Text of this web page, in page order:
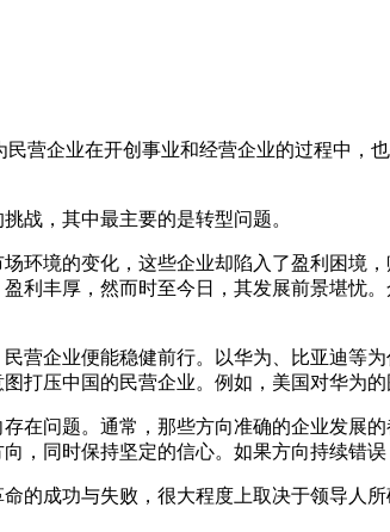
营企业在开创事业和经营企业的过程中
战，其中最主要的是转型问题。
环境的变化，这些企业却陷入了盈利困境
利丰厚，然而时至今日，其发展前景堪忧
营企业便能稳健前行。以华为、比亚迪等
打压中国的民营企业。例如，美国对华为的
在问题。通常，那些方向准确的企业发展
，同时保持坚定的信心。如果方向持续错误
的成功与失败，很大程度上取决于领导人